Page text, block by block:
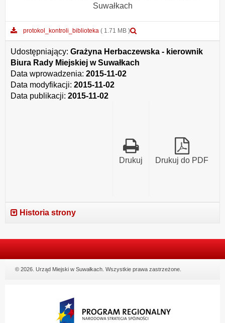
Suwałkach
protokol_kontroli_biblioteka ( 1.71 MB )
załącznika
protokol_kontroli_biblioteka
Udostępniający: Grażyna Herbaczewska - kierownik
Biura Rady Miejskiej w Suwałkach
Data wprowadzenia: 2015-11-02
Data modyfikacji: 2015-11-02
Data publikacji: 2015-11-02
Drukuj do PDF
Drukuj
Historia strony
© 2026. Urząd Miejski w Suwałkach. Wszystkie prawa zastrzeżone.